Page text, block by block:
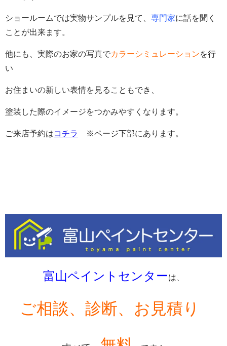
ショールームでは実物サンプルを見て、 専門家に話を聞く
ことが出来ます。
他にも、実際のお家の写真でカラーシミュレーションを行
い
お住まいの新しい表情を見ることもでき、
塗装した際のイメージをつかみやすくなります。
ご来店予約はコチラ ※ページ下部にあります。
富山ペイントセンターは、
ご相談、診断、お見積り